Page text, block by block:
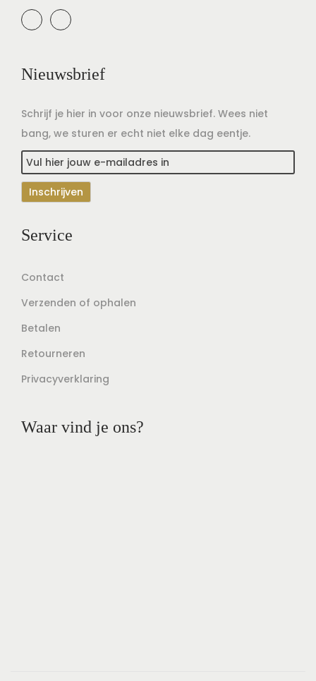
Nieuwsbrief
Schrijf je hier in voor onze nieuwsbrief. Wees niet
bang, we sturen er echt niet elke dag eentje.
Service
Contact
Verzenden of ophalen
Betalen
Retourneren
Privacyverklaring
Waar vind je ons?